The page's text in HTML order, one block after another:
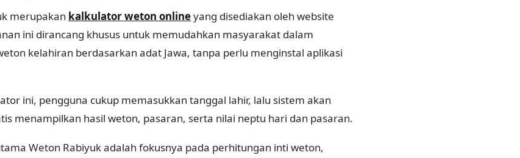
merupakan kalkulator weton onlineyang disediakan oleh website
ini dirancang khusus untuk memudahkan masyarakat dalam
kelahiran berdasarkan adat Jawa, tanpa perlu menginstal aplikasi
ini, pengguna cukup memasukkan tanggal lahir, lalu sistem akan
menampilkan hasil weton, pasaran, serta nilai neptu hari dan pasaran.
Weton Rabiyuk adalah fokusnya pada perhitungan inti weton,